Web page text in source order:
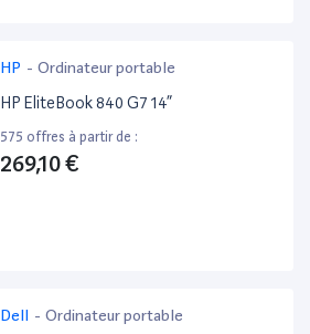
HP - Ordinateur portable
HP EliteBook 840 G7 14”
575 offres à partir de :
269,10 €
Dell - Ordinateur portable